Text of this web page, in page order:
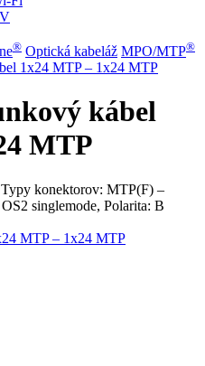
® Optická kabeláž MPO/MTP®
1x24 MTP – 1x24 MTP
kábel
MTP
konektorov: MTP(F) –
singlemode, Polarita: B